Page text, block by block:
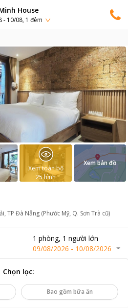
House
- 10/08, 1 đêm
TP Đà Nẵng (Phước Mỹ, Q. Sơn Trà cũ)
1 phòng, 1 người lớn
09/08/2026 - 10/08/2026
Xem toàn bộ
25hình
Xem bản đồ
Chọn lọc:
Bao gồm bữa ăn